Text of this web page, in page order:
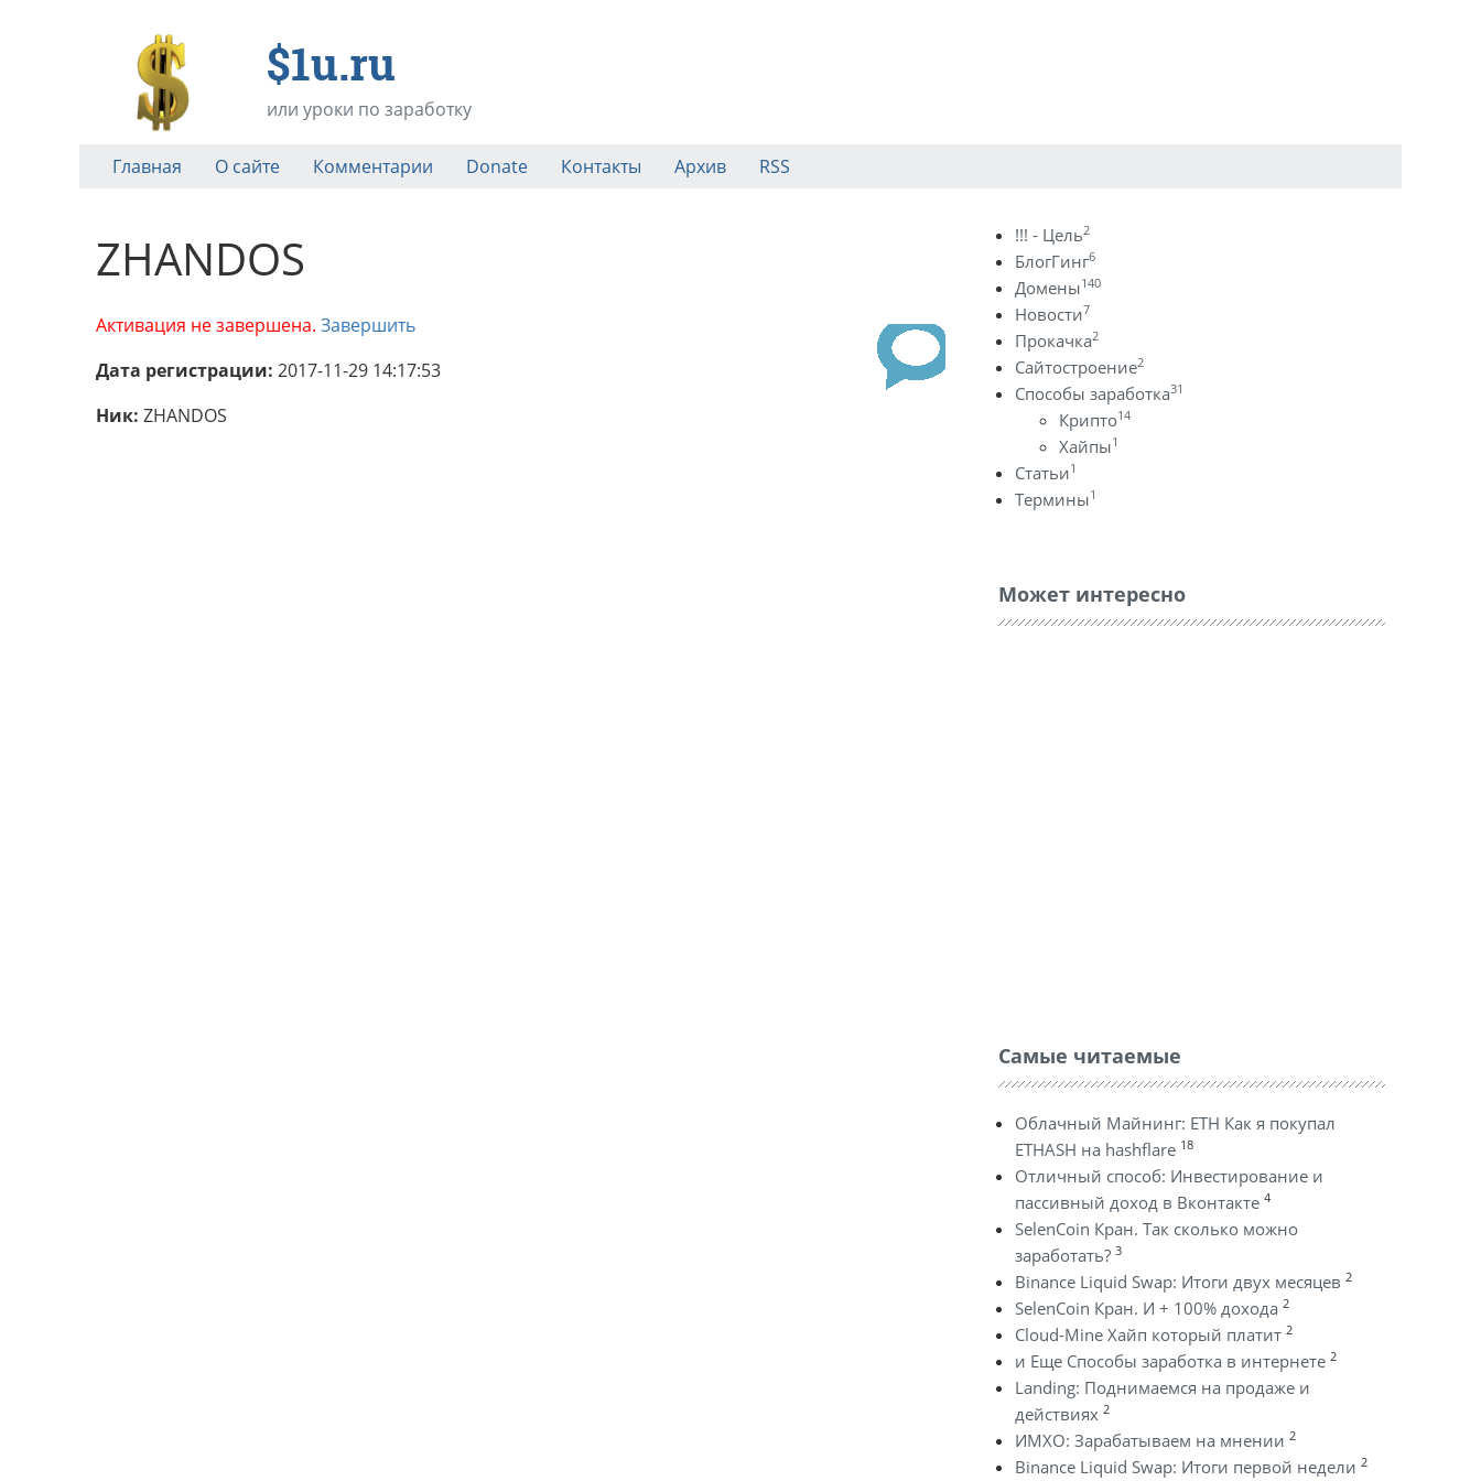
$1u.ru
или уроки по заработку
Главная О сайте Комментарии Donate Контакты Архив RSS
ZHANDOS
Активация не завершена. Завершить
Дата регистрации: 2017-11-29 14:17:53
Ник: ZHANDOS
!!! - Цель2
БлогГинг6
Домены140
Новости7
Прокачка2
Сайтостроение2
Способы заработка31
Крипто14
Хайпы1
Статьи1
Термины1
Может интересно
Самые читаемые
Облачный Майнинг: ETH Как я покупал
ETHASH на hashflare 18
Отличный способ: Инвестирование и
пассивный доход в Вконтакте 4
SelenCoin Кран. Так сколько можно
заработать? 3
Binance Liquid Swap: Итоги двух месяцев 2
SelenCoin Кран. И + 100% дохода 2
Cloud-Mine Хайп который платит 2
и Еще Способы заработка в интернете 2
Landing: Поднимаемся на продаже и
действиях 2
ИМХО: Зарабатываем на мнении 2
Binance Liquid Swap: Итоги первой недели 2